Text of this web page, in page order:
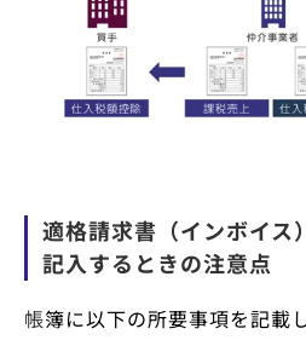
適格請求書（インボイス
記入するときの注意点
帳簿に以下の所要事項を記載